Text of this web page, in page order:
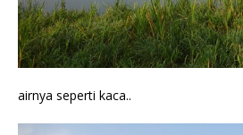
airnya seperti kaca..